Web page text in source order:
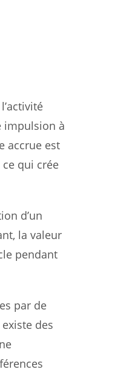
impulsion à
accrue est
qui crée
d’un
la valeur
pendant
par de
des